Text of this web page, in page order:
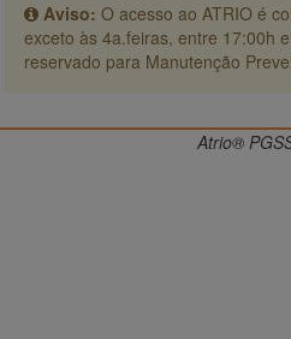
Aviso: O acesso ao ATRIO é
exceto às 4a.feiras, entre 17:00h
reservado para Manutenção
Atrio®